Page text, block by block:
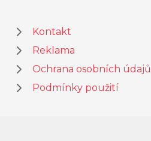
Kontakt
Reklama
Ochrana osobních údajů
Podmínky použití